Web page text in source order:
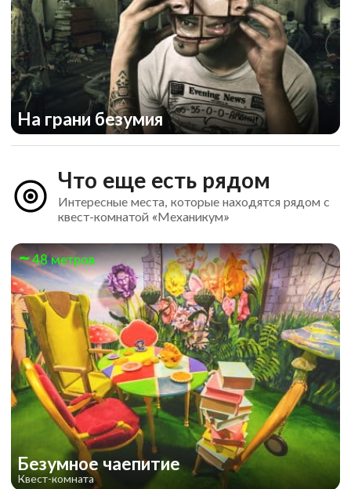
На грани безумия
Что еще есть рядом
Интересные места, которые находятся рядом с
квест-комнатой «Механикум»
48 метров
Безумное чаепитие
Квест-комната